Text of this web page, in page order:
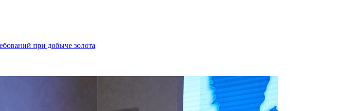
при добыче золота